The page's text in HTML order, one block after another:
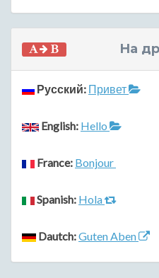
На
Русский: Привет
English: Hello
France: Bonjour
Spanish: Hola
Dautch:Guten Aben